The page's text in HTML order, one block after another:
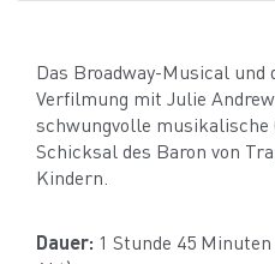
Das Broadway-Musical
Verfilmung mit Julie
schwungvolle musikalische
Schicksal des Baron von
Kindern.
Dauer: 1 Stunde 45